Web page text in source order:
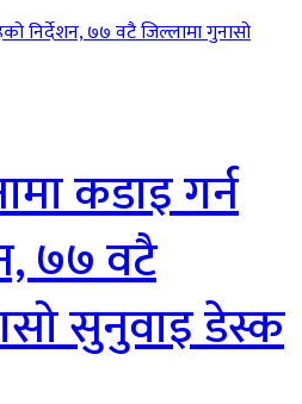
कडाइ गर्न
७७ वटै
सुनुवाइ डेस्क